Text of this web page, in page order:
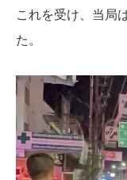
これを受け、当局
た。